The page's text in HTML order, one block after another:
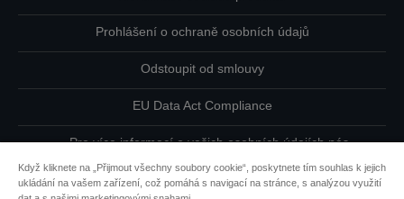
Prohlášení o ochraně osobních údajů
Odstoupit od smlouvy
EU Data Act Compliance
Pro více informací o vašich osobních údajích nás
Když kliknete na „Přijmout všechny soubory cookie“, poskytnete tím souhlas k jejich
ukládání na vašem zařízení, což pomáhá s navigací na stránce, s analýzou využití